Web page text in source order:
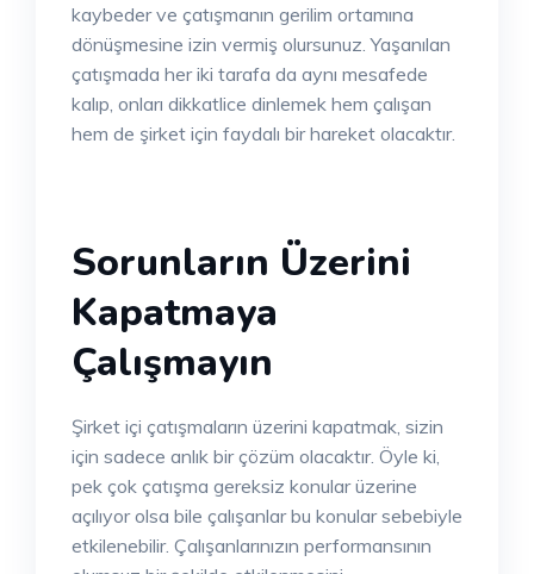
kaybeder ve çatışmanın gerilim ortamına
dönüşmesine izin vermiş olursunuz. Yaşanılan
çatışmada her iki tarafa da aynı mesafede
kalıp, onları dikkatlice dinlemek hem çalışan
hem de şirket için faydalı bir hareket olacaktır.
Sorunların Üzerini
Kapatmaya
Çalışmayın
Şirket içi çatışmaların üzerini kapatmak, sizin
için sadece anlık bir çözüm olacaktır. Öyle ki,
pek çok çatışma gereksiz konular üzerine
açılıyor olsa bile çalışanlar bu konular sebebiyle
etkilenebilir. Çalışanlarınızın performansının